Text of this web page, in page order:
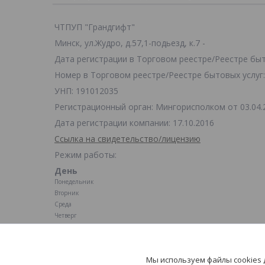
ЧТПУП "Грандгифт"
Минск, ул.Жудро, д.57,1-подьезд, к.7 -
Дата регистрации в Торговом реестре/Реестре
Номер в Торговом реестре/Реестре бытовых
УНП: 191012035
Регистрационный орган: Мингорисполком от
Дата регистрации компании: 17.10.2016
Ссылка на свидетельство/лицензию
Режим работы:
День
Понедельник
Вторник
Среда
Четверг
Пятница
Мы используем файлы cookies